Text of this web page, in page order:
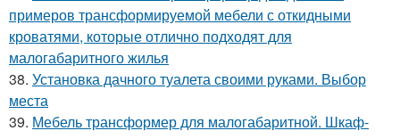
примеров трансформируемой мебели с откидными
кроватями, которые отлично подходят для
малогабаритного жилья
38. Установка дачного туалета своими руками. Выбор
места
39. Мебель трансформер для малогабаритной. Шкаф-